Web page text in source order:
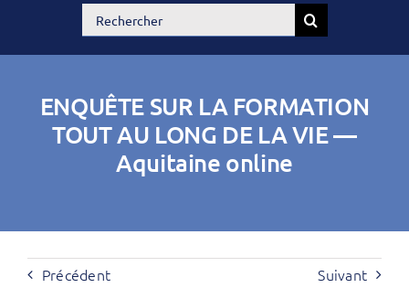
Offres d’emploi
Publiez
Rechercher:
ENQUÊTE SUR LA FORMATION
TOUT AU LONG DE LA VIE —
Aquitaine online
Précédent Suivant